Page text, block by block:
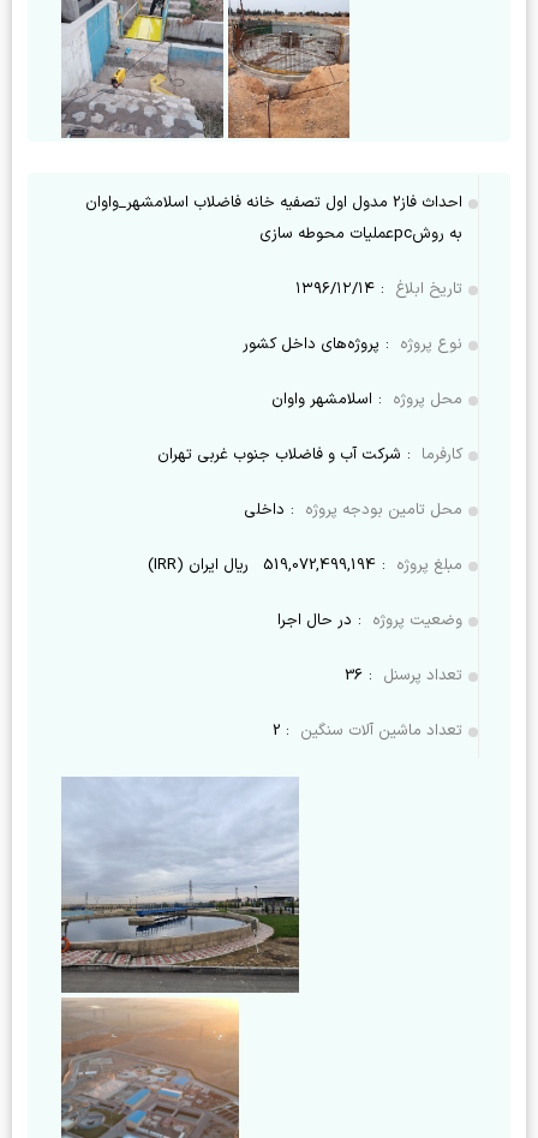
احداث فاز2 مدول اول تصفیه خانه فاضلاب اسلامشهر_واوان
به روشpcعملیات محوطه سازی
تاریخ ابلاغ : ۱۳۹۶/۱۲/۱۴
نوع پروژه : پروژه‌های داخل کشور
محل پروژه : اسلامشهر واوان
کارفرما : شرکت آب و فاضلاب جنوب غربی تهران
محل تامین بودجه پروژه : داخلی
مبلغ پروژه :
519,072,499,194 ریال ایران (IRR)
وضعیت پروژه : در حال اجرا
تعداد پرسنل :
36
تعداد ماشین آلات سنگین :
2